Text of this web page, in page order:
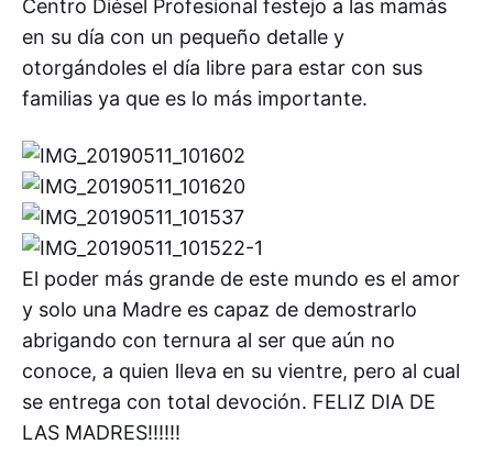
Centro Diésel Profesional festejo a las mamás
en su día con un pequeño detalle y
otorgándoles el día libre para estar con sus
familias ya que es lo más importante.
El poder más grande de este mundo es el amor
y solo una Madre es capaz de demostrarlo
abrigando con ternura al ser que aún no
conoce, a quien lleva en su vientre, pero al cual
se entrega con total devoción. FELIZ DIA DE
LAS MADRES!!!!!!